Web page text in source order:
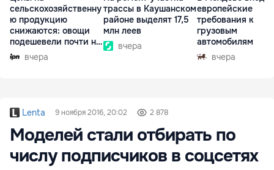
сельскохозяйственну
ю продукцию
снижаются: овощи
подешевели почти на
30%вчера
трассы в Каушанском
районе выделят 17,5
млн леев
вчера
европейские
требования к
грузовым
автомобилям
вчера
Lenta 9 ноября 2016, 20:02 2 878
Моделей стали отбирать по
числу подписчиков в соцсетях